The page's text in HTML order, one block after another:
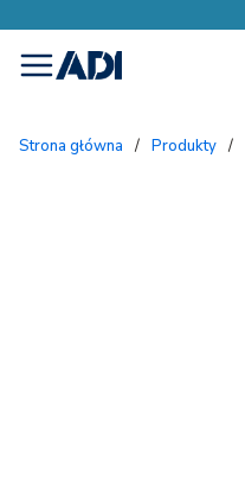
menu
Strona główna / Produkty /